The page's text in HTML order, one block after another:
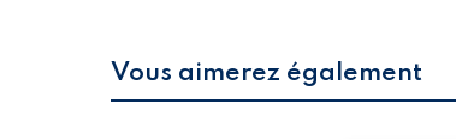
Vous aimerez également